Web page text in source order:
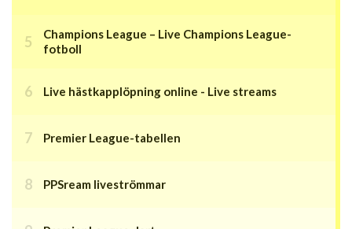
Champions League – Live Champions League-
fotboll
Live hästkapplöpning online - Live streams
Premier League-tabellen
PPSream liveströmmar